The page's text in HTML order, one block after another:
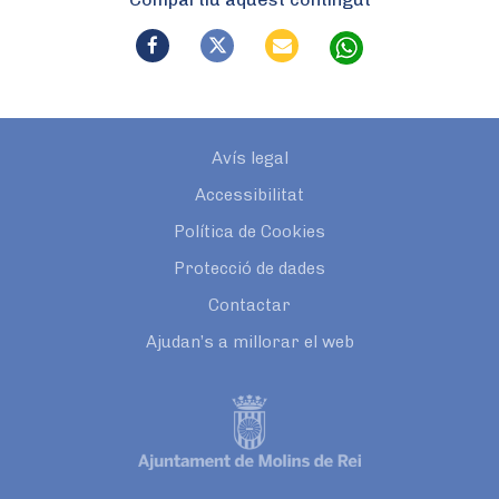
Avís legal
Accessibilitat
Política de Cookies
Protecció de dades
Contactar
Ajudan’s a millorar el web